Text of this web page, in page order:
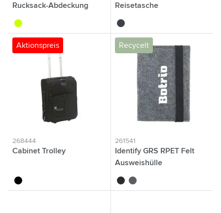
Rucksack-Abdeckung
jaune fluo
Reisetasche
noir
Aktionspreis
268444
Cabinet Trolley
schwarz
Recycelt
261541
Identify GRS RPET Felt
Ausweishülle
noir gris